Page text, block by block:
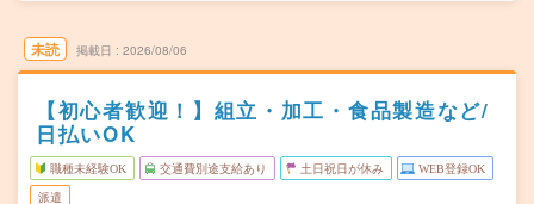
未読 掲載日 2026/08/06
【初心者歓迎！】組立・加工・食品製造など/
日払いOK
職種未経験OK 交通費別途支給あり 土日祝日が休み WEB登録OK
派遣